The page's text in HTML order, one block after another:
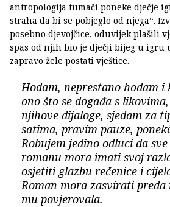
antropologija tumači poneke dječje
straha da bi se pobjeglo od njega“.
posebno djevojčice, oduvijek plašili
spas od njih bio je dječji bijeg u igru
zapravo žele postati vještice.
Hodam, neprestano hodam
ono što se događa s
njihove dijaloge, sjedam za
satima, pravim pauze,
Robujem jedino odluci da
romanu mora imati svoj
osjetiti glazbu rečenice i
Roman mora zasvirati preda
mu povjerovala.